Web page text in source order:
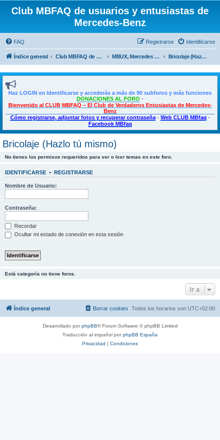
Club MBFAQ de usuarios y entusiastas de
Mercedes-Benz
FAQ Identificarse
Registrarse
Índice general Club MBFAQ de usuarios y entusiastas de Mercedes Benz MBUX, Mercedes Me, Multimedia, Taller y Bricolaje Bricolaje (Hazlo tú mismo)
Haz LOGIN en Identificarse y accederás a más de 90 subforos y más funciones
DONACIONES AL FORO -
Bienvenido al CLUB MBFAQ – El Club de Verdaderos Entusiastas de Mercedes-
Benz
Cómo registrarse, adjuntar fotos y recuperar contraseña- Web CLUB MBfaq -
Facebook MBfaq
Bricolaje (Hazlo tú mismo)
No tienes los permisos requeridos para ver o leer temas en este foro.
IDENTIFICARSE • REGISTRARSE
Nombre de Usuario:
Contraseña:
Recordar
Ocultar mi estado de conexión en esta sesión
Está categoría no tiene foros.
Ir a
Índice general Todos los horarios son UTC+02:00
Borrar cookies
Desarrollado porphpBB® Forum Software © phpBB Limited
Traducción al español porphpBB España
Privacidad | Condiciones